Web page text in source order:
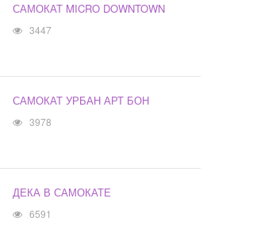
САМОКАТ MICRO DOWNTOWN
3447
САМОКАТ УРБАН АРТ БОН
3978
ДЕКА В САМОКАТЕ
6591